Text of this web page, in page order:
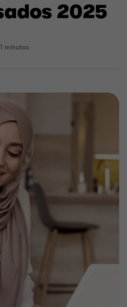
2025
minutos